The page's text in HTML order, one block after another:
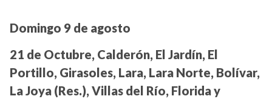
Domingo 9 de agosto
21 de Octubre, Calderón, El Jardín, El
Portillo, Girasoles, Lara, Lara Norte, Bolívar,
La Joya (Res.), Villas del Río, Florida y